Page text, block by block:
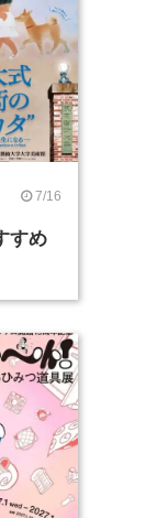
7/16
すめ